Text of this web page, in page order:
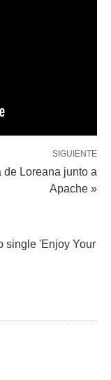
SIGUIENTE
de Loreana junto a
Apache »
single 'Enjoy Your